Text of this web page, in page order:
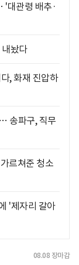
'대관령 배추·
놨다
, 화재 진압하
송파구, 직무
르쳐준 청소
'제자리 갈아
08.08 장마감